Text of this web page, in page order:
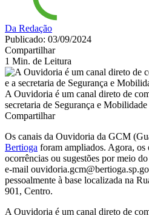
Da Redação
Publicado: 03/09/2024
Compartilhar
1 Min. de Leitura
A Ouvidoria é um canal direto de
secretaria de Segurança e
Compartilhar
Os canais da Ouvidoria da GCM
Bertioga foram ampliados. Agora, os
ocorrências ou sugestões por meio
e-mail
pessoalmente à base localizada na
901, Centro.
A Ouvidoria é um canal direto de